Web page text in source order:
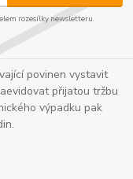
rozesílky newsletteru.
povinen vystavit
přijatou tržbu
výpadku pak